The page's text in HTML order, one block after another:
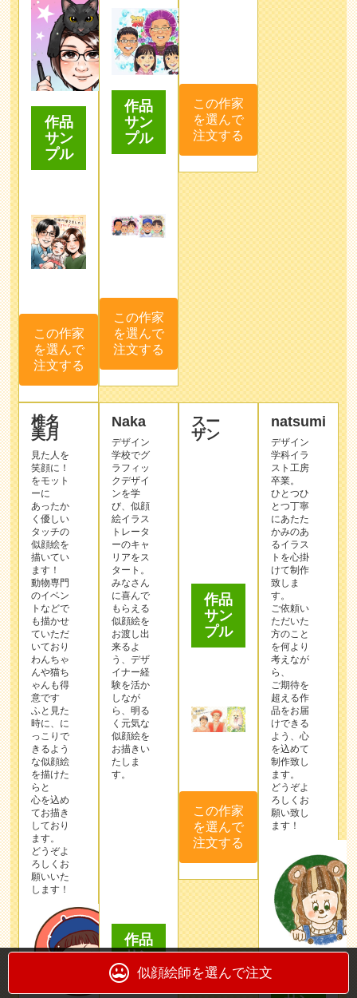
作品
サン
プル
この作家
を選んで
注文する
作品
サン
プル
この作家
を選んで
注文する
この作家
を選んで
注文する
椎名
美月
見た人を
笑顔に！
をモット
ーに
あったか
く優しい
タッチの
似顔絵を
描いてい
ます！
動物専門
のイベン
トなどで
も描かせ
ていただ
いており
わんちゃ
んや猫ち
ゃんも得
意です
ふと見た
時に、に
っこりで
きるよう
な似顔絵
を描けた
らと
心を込め
てお描き
しており
ます。
どうぞよ
ろしくお
願いいた
します！
Naka
デザイン
学校でグ
ラフィッ
クデザイ
ンを学
び、似顔
絵イラス
トレータ
ーのキャ
リアをス
タート。
みなさん
に喜んで
もらえる
似顔絵を
お渡し出
来るよ
う、デザ
イナー経
験を活か
しなが
ら、明る
く元気な
似顔絵を
お描きい
たしま
す。
作品
サン
プル
スー
ザン
注文する
natsumi
デザイン
学科イラ
スト工房
卒業。
ひとつひ
とつ丁寧
にあたた
かみのあ
るイラス
トを心掛
けて制作
致しま
す。
ご依頼い
ただいた
方のこと
を何より
考えなが
ら、
ご期待を
超える作
品をお届
けできる
よう、心
を込めて
制作致し
ます。
どうぞよ
ろしくお
願い致し
ます！
似顔絵師を選んで注文